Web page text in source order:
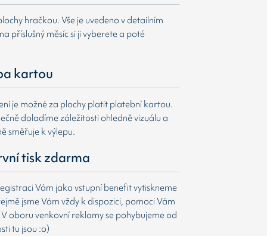
hračkou. Vše je uvedeno v detailním
příslušný měsíc si ji vyberete a poté
kartou
je možné za plochy platit platební kartou.
doladíme záležitosti ohledně vizuálu a
směřuje k výlepu.
tisk zdarma
Vám jako vstupní benefit vytiskneme
jsme Vám vždy k dispozici, pomoci Vám
oboru venkovní reklamy se pohybujeme od
tu jsou :o)